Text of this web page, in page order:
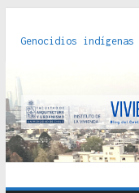
Genocidios
políticas, prácticas
crítica de las
Criterios técnicos
Red de consultorios
Santiago : un